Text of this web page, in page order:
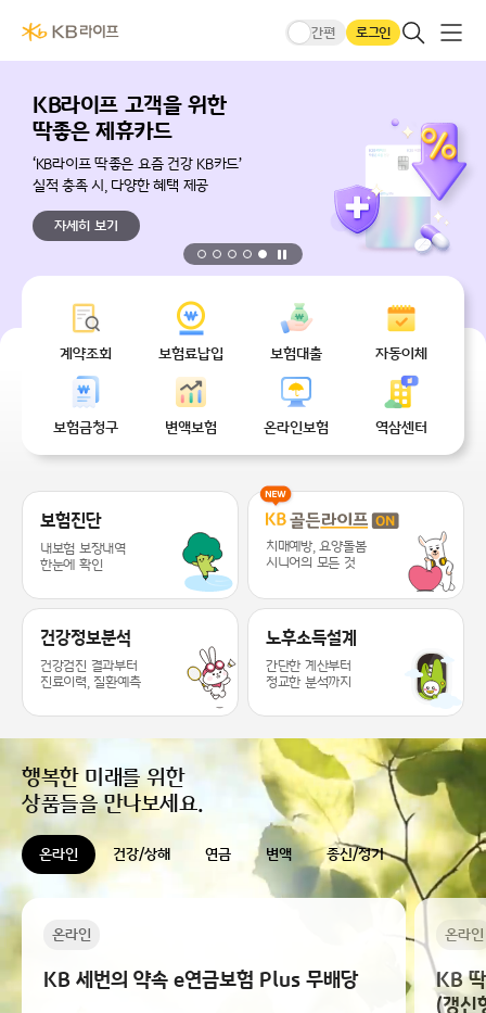
KB라이프생명메인 큰글씨모드
간편 로그인 검색 레이어
전체
KB라이프 고객을 위한
딱좋은 제휴카드
‘KB라이프 딱좋은 요즘 건강 KB카드’
실적 충족 시, 다양한 혜택 제공
자세히 보기
정지
무엇을 도와드릴까요?
계약조회 보험료납입 보험대출 자동이체
보험금청구 변액보험 온라인보험 역삼센터
KB라이프 케어 서비스 추천드릴게요 ~
보험진단
내보험 보장내역
한눈에 확인
치매예방, 요양돌봄
시니어의 모든 것
건강정보분석
건강검진 결과부터
진료이력, 질환예측
노후소득설계
간단한 계산부터
정교한 분석까지
행복한 미래를 위한
상품들을 만나보세요.
온라인 건강/상해 연금 변액 종신/정기
온라인
KB 세번의 약속 e연금보험 Plus 무배당
온라인
KB
(갱신